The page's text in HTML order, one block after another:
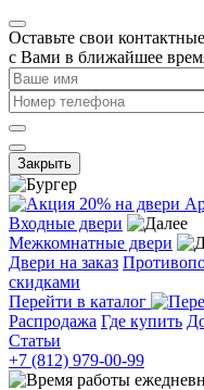
Оставьте свои
с Вами в ближайшее
Закрыть
Входные двери
Межкомнатные двери
Двери на заказ
скидками
Перейти в каталог
Распродажа Где купить
Статьи
+7 (812) 979-00-99